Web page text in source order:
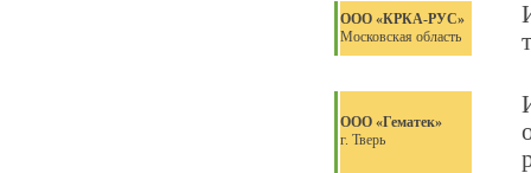
ООО «КРКА-РУС»
Московская область
ООО «Гематек»
г. Тверь